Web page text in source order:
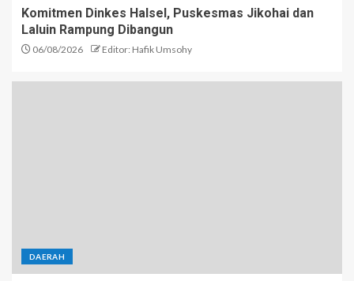
Komitmen Dinkes Halsel, Puskesmas Jikohai dan
Laluin Rampung Dibangun
06/08/2026 Editor: Hafik Umsohy
DAERAH